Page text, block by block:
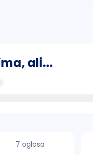
ali...
7 oglasa